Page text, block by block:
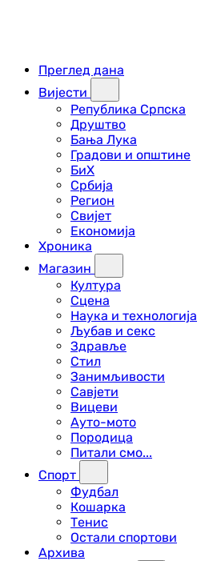
Преглед дана
Вијести
Република Српска
Друштво
Бања Лука
Градови и општине
БиХ
Србија
Регион
Свијет
Економија
Хроника
Магазин
Култура
Сцена
Наука и технологија
Љубав и секс
Здравље
Стил
Занимљивости
Савјети
Вицеви
Ауто-мото
Породица
Питали смо...
Спорт
Фудбал
Кошарка
Тенис
Остали спортови
Архива